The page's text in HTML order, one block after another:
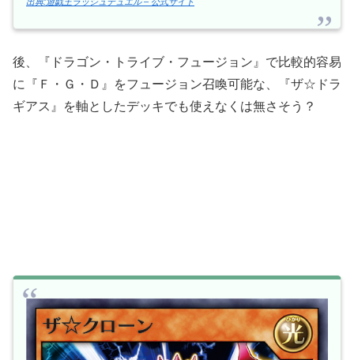
後、『ドラゴン・トライブ・フュージョン』で比較的容易
に『Ｆ・Ｇ・Ｄ』をフュージョン召喚可能な、『ザ☆ドラ
ギアス』を軸としたデッキでも使えなくは無さそう？